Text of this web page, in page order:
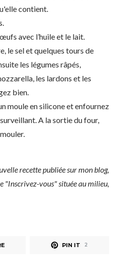
contient.
avec l’huile et le lait.
le sel et quelques tours de
les légumes râpés,
les lardons et les
bien.
moule en silicone et enfournez
A la sortie du four,
recette publiée sur mon blog,
"Inscrivez-vous" située au milieu,
PIN IT 2